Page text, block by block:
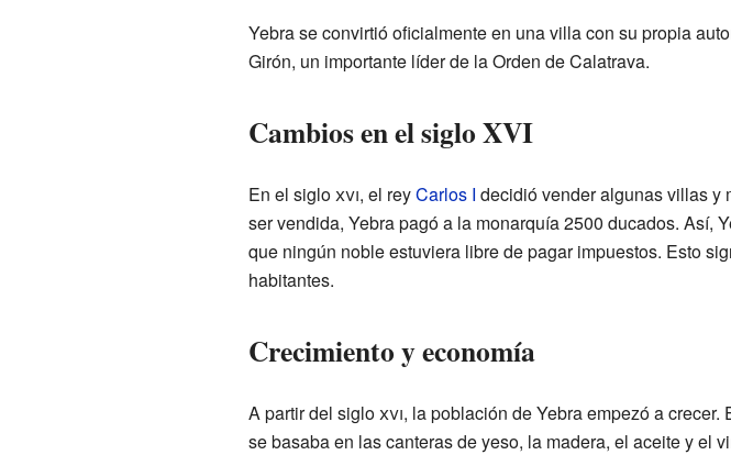
Yebra se convirtió oficialmente en una villa con su propia
Girón, un importante líder de la Orden de Calatrava.
Cambios en el siglo XVI
En el sigloxvi, el reyCarlos I decidió vender algunas villas y
ser vendida, Yebra pagó a la monarquía 2500 ducados. Así,
que ningún noble estuviera libre de pagar impuestos. Esto
habitantes.
Crecimiento y economía
A partir del sigloxvi, la población de Yebra empezó a crecer.
se basaba en las canteras de yeso, la madera, el aceite y el